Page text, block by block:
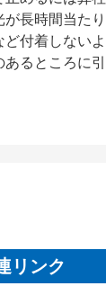
長時間当た
付着しない
るところに
リンク